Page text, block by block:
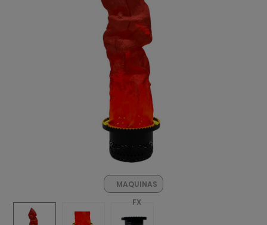
MAQUINAS
FX